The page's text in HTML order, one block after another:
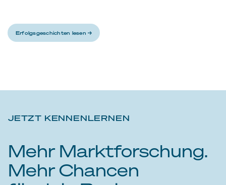
Erfolgsgeschichten lesen →
JETZT KENNENLERNEN
Mehr Marktforschung.
Mehr Chancen